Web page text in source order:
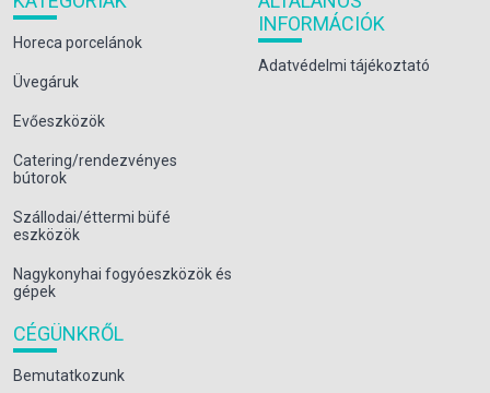
Horeca porcelánok
Üvegáruk
Evőeszközök
Catering/rendezvényes
bútorok
Szállodai/éttermi büfé
eszközök
Nagykonyhai fogyóeszközök és
gépek
INFORMÁCIÓK
Adatvédelmi tájékoztató
CÉGÜNKRŐL
Bemutatkozunk